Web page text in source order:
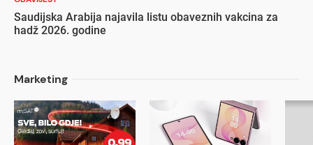
Saudijska Arabija najavila listu obaveznih vakcina za
hadž 2026. godine
Marketing